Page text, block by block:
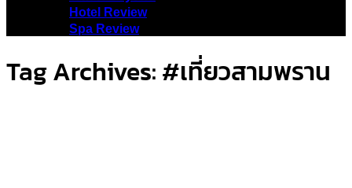
Hotel Review
Spa Review
Tag Archives:#เที่ยวสามพราน